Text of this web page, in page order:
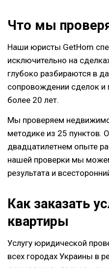
Что мы
Наши юристы GetHom
исключительно на
глубоко разбираются в
сопровождении сделок и
более 20 лет.
Мы проверяем
методике из 25 пунктов.
двадцатилетнем опыте
нашей проверки мы
результата и
Как заказать
квартиры
Услугу юридической
всех городах Украины в